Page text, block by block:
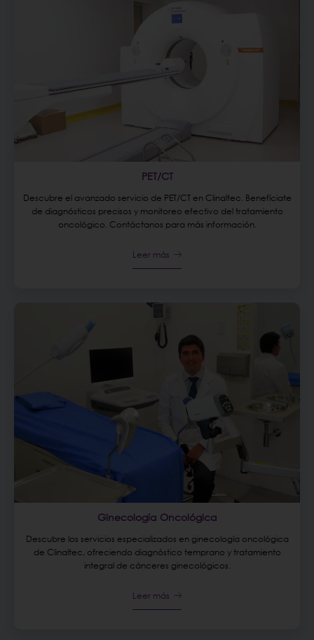
PET/CT
Descubre el avanzado servicio de PET/CT en Clinaltec. Benefíciate
de diagnósticos precisos y monitoreo efectivo del tratamiento
oncológico. Contáctanos para más información.
Leer más
Ginecología Oncológica
Descubre los servicios especializados en ginecología oncológica
de Clinaltec, ofreciendo diagnóstico temprano y tratamiento
integral de cánceres ginecológicos.
Leer más